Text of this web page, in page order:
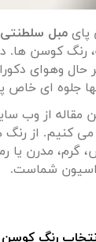
پای مبل سلطنتی
رنگ کوسن ها.
حال وهوای
جلوه ای خاص
مقاله از وب
می کنیم. از
گرم، مدرن یا
شماست.
رنگ